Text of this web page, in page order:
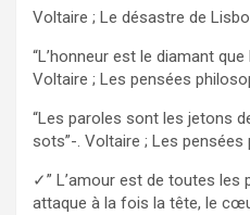
Voltaire ; Le désastre de
“L’honneur est le diamant
Voltaire ; Les pensées
“Les paroles sont les jetons
sots”-. Voltaire ; Les
✓” L’amour est de toutes les
attaque à la fois la tête, le